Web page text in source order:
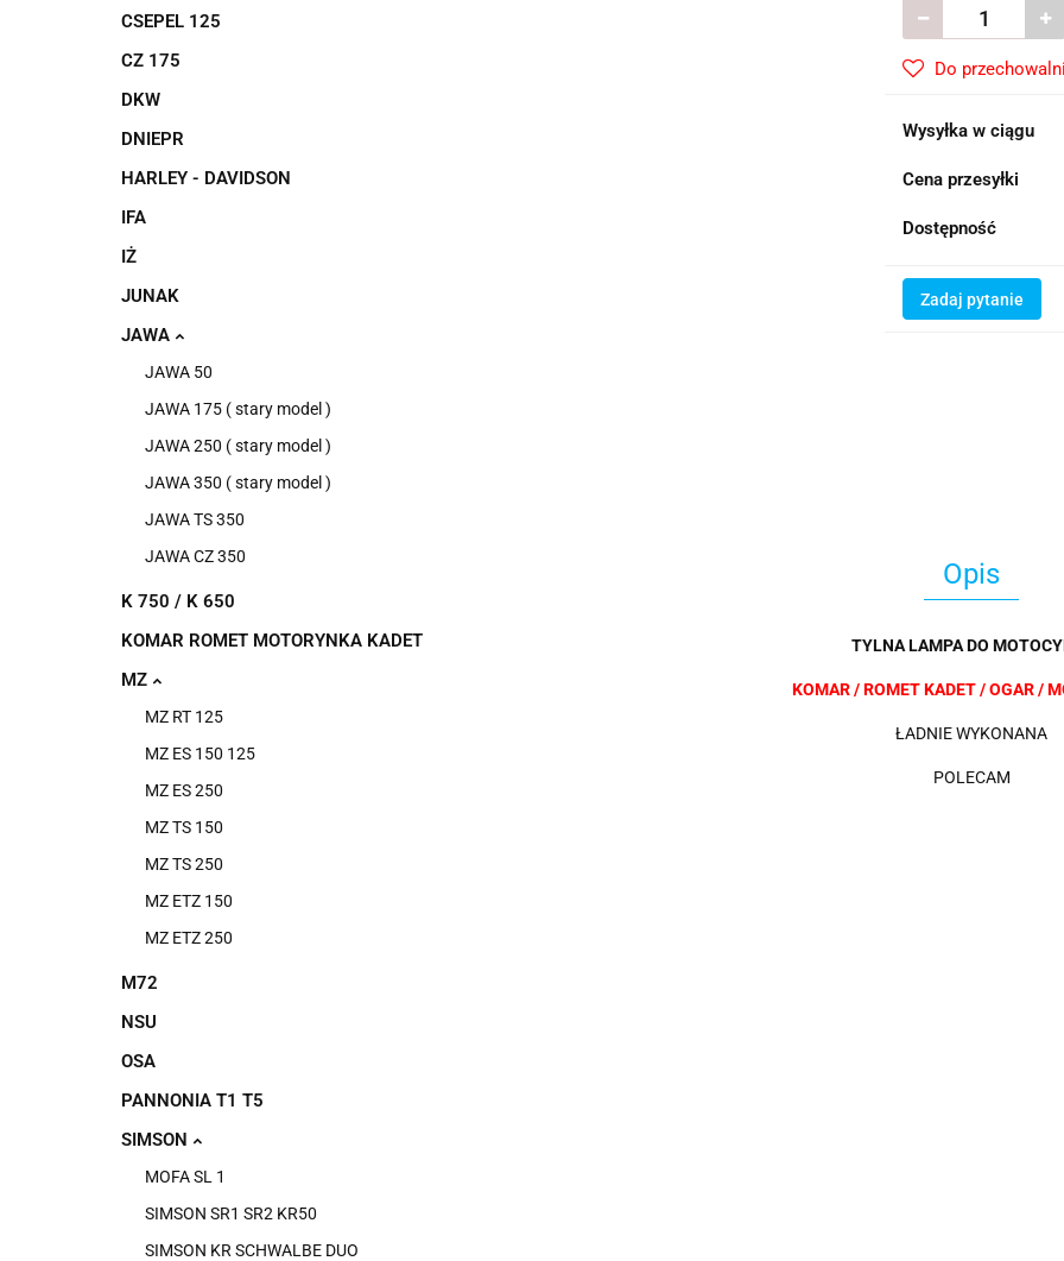
CSEPEL 125
CZ 175
DKW
DNIEPR
HARLEY - DAVIDSON
IFA
IŻ
JUNAK
JAWA
JAWA 50
JAWA 175 ( stary model )
JAWA 250 ( stary model )
JAWA 350 ( stary model )
JAWA TS 350
JAWA CZ 350
K 750 / K 650
KOMAR ROMET MOTORYNKA KADET
MZ
MZ RT 125
MZ ES 150 125
MZ ES 250
MZ TS 150
MZ TS 250
MZ ETZ 150
MZ ETZ 250
M72
NSU
OSA
PANNONIA T1 T5
SIMSON
MOFA SL 1
SIMSON SR1 SR2 KR50
SIMSON KR SCHWALBE DUO
Do przechowalni
Wysyłka w ciągu
Cena przesyłki
Dostępność
Zadaj pytanie
Opis
TYLNA LAMPA DO
KOMAR / ROMET KADET / OGAR /
ŁADNIE WYKONANA
POLECAM